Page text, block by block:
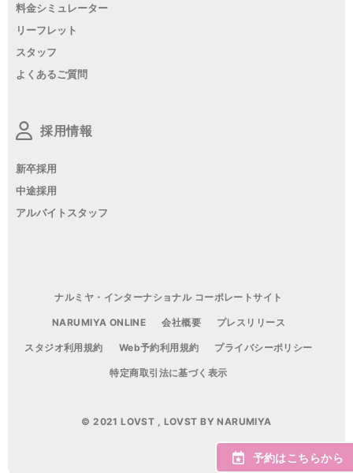
料金シミュレーター
リーフレット
スタッフ
よくあるご質問
採用情報
新卒採用
中途採用
アルバイトスタッフ
ナルミヤ・インターナショナル コーポレートサイト
NARUMIYA ONLINE 会社概要 プレスリリース
スタジオ利用規約 Web予約利用規約 プライバシーポリシー
特定商取引法に基づく表示
© 2021 LOVST , LOVST BY NARUMIYA
予約はこちらから